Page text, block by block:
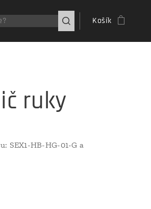
Košík
ruky
SEX1-HB-HG-01-G a